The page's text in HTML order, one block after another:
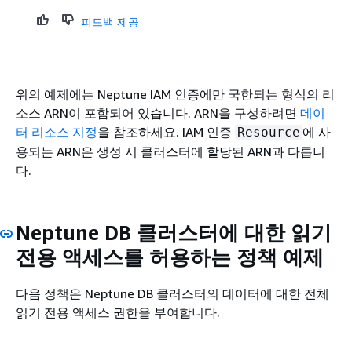
피드백 제공
위의 예제에는 Neptune IAM 인증에만 국한되는 형식의 리
소스 ARN이 포함되어 있습니다. ARN을 구성하려면 데이
터 리소스 지정을 참조하세요. IAM 인증 Resource 에 사
용되는 ARN은 생성 시 클러스터에 할당된 ARN과 다릅니
다.
Neptune DB 클러스터에 대한 읽기
전용 액세스를 허용하는 정책 예제
다음 정책은 Neptune DB 클러스터의 데이터에 대한 전체
읽기 전용 액세스 권한을 부여합니다.